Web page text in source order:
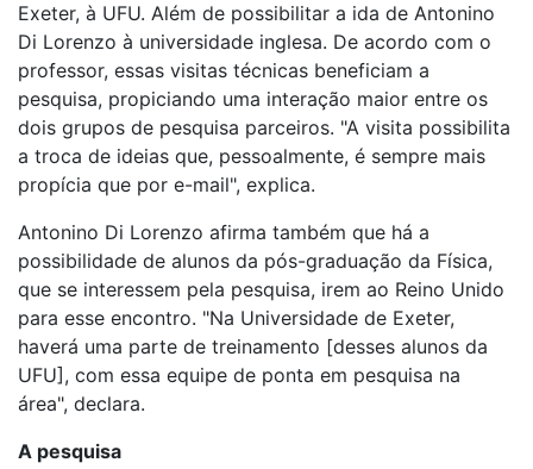
Exeter, à UFU. Além de possibilitar a ida de Antonino
Di Lorenzo à universidade inglesa. De acordo com o
professor, essas visitas técnicas beneficiam a
pesquisa, propiciando uma interação maior entre os
dois grupos de pesquisa parceiros. "A visita possibilita
a troca de ideias que, pessoalmente, é sempre mais
propícia que por e-mail", explica.
Antonino Di Lorenzo afirma também que há a
possibilidade de alunos da pós-graduação da Física,
que se interessem pela pesquisa, irem ao Reino Unido
para esse encontro. "Na Universidade de Exeter,
haverá uma parte de treinamento [desses alunos da
UFU], com essa equipe de ponta em pesquisa na
área", declara.
A pesquisa